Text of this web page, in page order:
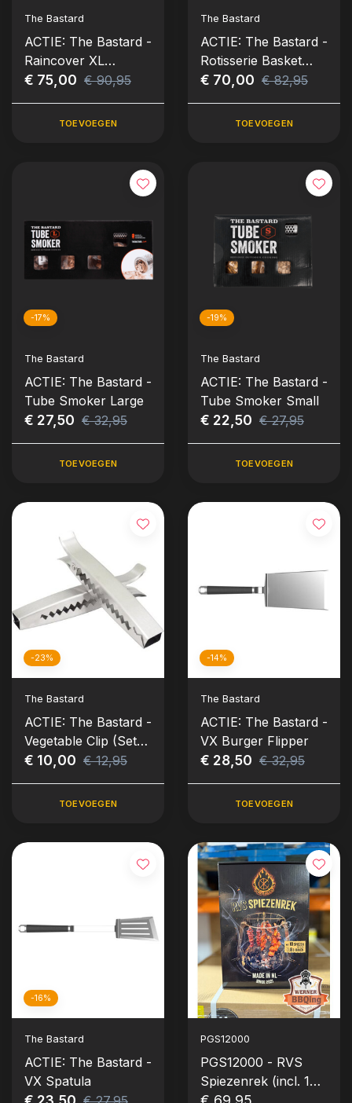
The Bastard
ACTIE: The Bastard -
Raincover XL
(Regenhoes - VX
€ 75,00 € 90,95
TOEVOEGEN
The Bastard
ACTIE: The Bastard -
Rotisserie Basket
Large
€ 70,00 € 82,95
TOEVOEGEN
-17%
The Bastard
ACTIE: The Bastard -
Tube Smoker Large
€ 27,50 € 32,95
TOEVOEGEN
-19%
The Bastard
ACTIE: The Bastard -
Tube Smoker Small
€ 22,50 € 27,95
TOEVOEGEN
-23%
The Bastard
ACTIE: The Bastard -
Vegetable Clip (Set
van 2)
€ 10,00 € 12,95
TOEVOEGEN
-14%
The Bastard
ACTIE: The Bastard -
VX Burger Flipper
€ 28,50 € 32,95
TOEVOEGEN
-16%
The Bastard
ACTIE: The Bastard -
VX Spatula
PGS12000
PGS12000 - RVS
Spiezenrek (incl. 10x